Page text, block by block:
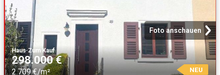
Foto anschauen
Haus·Zum Kauf
298.000 €
2.709 €/m² NEU